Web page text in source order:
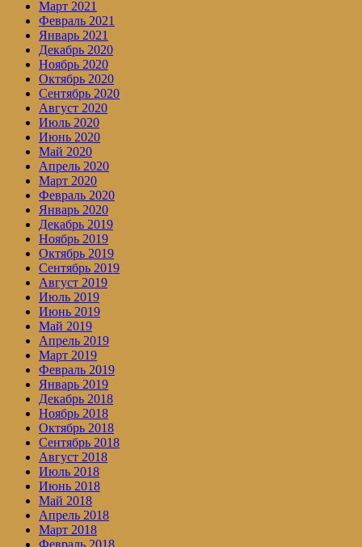
Март 2021
Февраль 2021
Январь 2021
Декабрь 2020
Ноябрь 2020
Октябрь 2020
Сентябрь 2020
Август 2020
Июль 2020
Июнь 2020
Май 2020
Апрель 2020
Март 2020
Февраль 2020
Январь 2020
Декабрь 2019
Ноябрь 2019
Октябрь 2019
Сентябрь 2019
Август 2019
Июль 2019
Июнь 2019
Май 2019
Апрель 2019
Март 2019
Февраль 2019
Январь 2019
Декабрь 2018
Ноябрь 2018
Октябрь 2018
Сентябрь 2018
Август 2018
Июль 2018
Июнь 2018
Май 2018
Апрель 2018
Март 2018